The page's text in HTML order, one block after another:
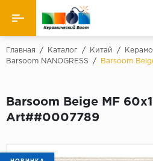
Назад
Керамическая плитка
Главная / Каталог / Китай /
Barsoom NANOGRESS
/ Barsoom
Barsoom Beige MF
Art##0007789